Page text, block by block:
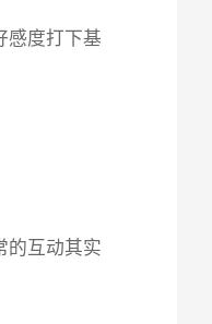
感度打下基
的互动其实